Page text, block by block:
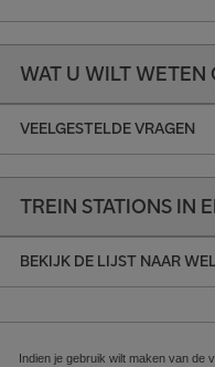
WAT U WILT WETEN
VEELGESTELDE VRAGEN
TREIN STATIONS IN
BEKIJK DE LIJST NAAR
Indien je gebruik wilt maken van de